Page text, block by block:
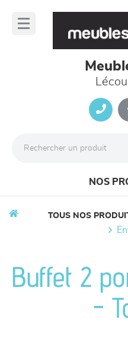
NOS
séjours
meubles de
TOUS NOS
Buffet 2
-